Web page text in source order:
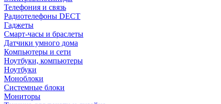
Телефония и связь
Радиотелефоны DECT
Гаджеты
Смарт-часы и браслеты
Датчики умного дома
Компьютеры и сети
Ноутбуки, компьютеры
Ноутбуки
Моноблоки
Системные блоки
Мониторы